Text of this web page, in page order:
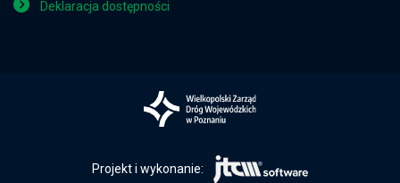
Deklaracja dostępności
Projekt i wykonanie: